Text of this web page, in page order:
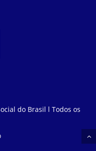
do Brasil l Todos os